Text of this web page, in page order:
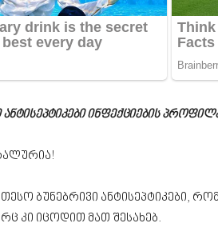
ანტისეპტიკები ინფექციების
ბუნებრივი ანტისეპტიკები,
კი იცოდით მათ შესახებ.